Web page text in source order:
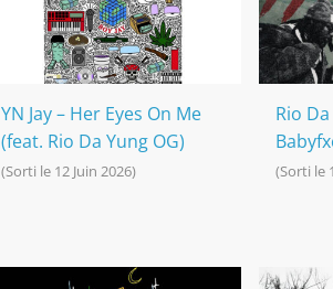
k
YN Jay – Her Eyes On Me
(feat. Rio Da Yung OG)
(Sorti le 12 Juin 2026)
Rio Da
(Sorti le